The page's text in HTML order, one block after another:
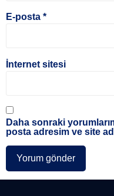
E-posta *
İnternet sitesi
Daha sonraki
posta adresim ve site